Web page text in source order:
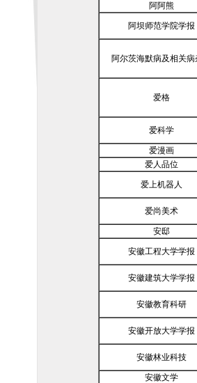
阿阿熊
阿坝师范学院学报
阿尔茨海默病及相关病
爱格
爱科学
爱漫画
爱人品位
爱上机器人
爱尚美术
安邸
安徽工程大学学报
安徽建筑大学学报
安徽教育科研
安徽开放大学学报
安徽林业科技
安徽文学